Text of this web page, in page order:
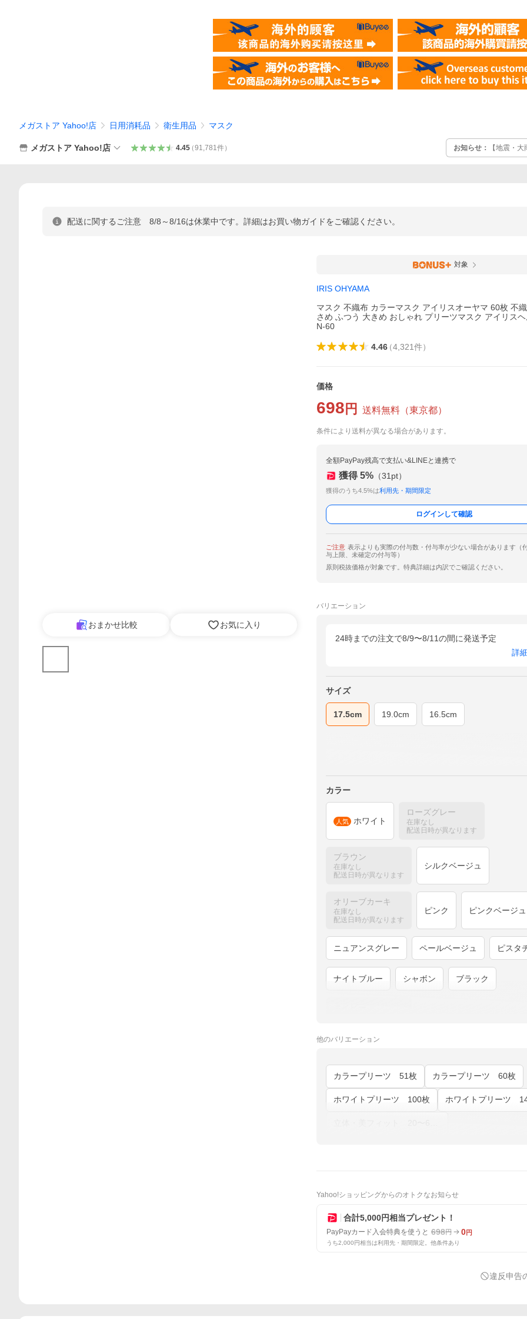
メガストア Yahoo!店 日用消耗品 衛生用品 マスク
メガストア Yahoo!店 4.45（91,781件） お知らせ： 【地震・
配送に関するご注意 8/8～8/16は休業中です。詳細はお買い物ガイドをご確認ください。
おまかせ比較 お気に入り
対象
IRIS OHYAMA
マスク 不織布 カラーマスク アイリスオーヤマ 60枚 不
さめ ふつう 大きめ おしゃれ プリーツマスク アイリス
N-60
4.46（4,321件）
価格
698 円 送料無料 （東京都）
条件により送料が異なる場合があります。
全額PayPay残高で支払い&LINEと連携で
獲得 5% （31 pt）
獲得のうち4.5%は利用先・期間限定
ログインして確認
ご注意 表示よりも実際の付与数・付与率が少ない場合があります（
与上限、未確定の付与等）
原則税抜価格が対象です。特典詳細は内訳でご確認ください。
バリエーション
24時までの注文で8/9〜8/11の間に発送予定
詳
サイズ
17.5cm 19.0cm 16.5cm
カラー
人気 ホワイト
ローズグレー
在庫なし
配送日時が異なります
ブラウン
在庫なし
配送日時が異なります
シルクベージュ
オリーブカーキ
在庫なし
配送日時が異なります
ピンク ピンクベージュ
ニュアンスグレー ペールベージュ ピスタ
ナイトブルー シャボン ブラック
他のバリエーション
カラープリーツ 51枚 カラープリーツ 60枚
ホワイトプリーツ 100枚 ホワイトプリーツ
Yahoo!ショッピングからのオトクなお知らせ
合計5,000円相当プレゼント！
PayPayカード入会特典を使うと 698円 0円
うち2,000円相当は利用先・期間限定。他条件あり
違反申告